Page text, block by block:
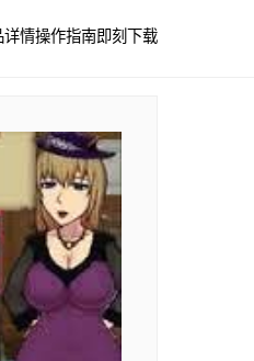
详情操作指南即刻下载